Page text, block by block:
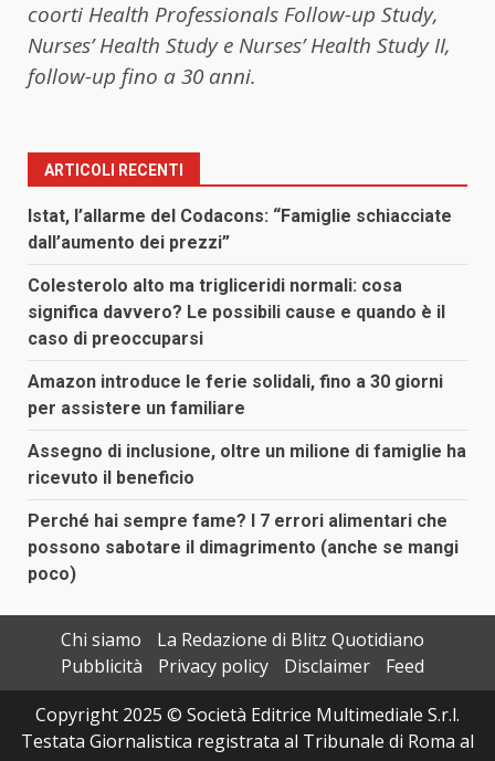
coorti Health Professionals Follow-up Study,
Nurses’ Health Study e Nurses’ Health Study II,
follow-up fino a 30 anni.
ARTICOLI RECENTI
Istat, l’allarme del Codacons: “Famiglie schiacciate
dall’aumento dei prezzi”
Colesterolo alto ma trigliceridi normali: cosa
significa davvero? Le possibili cause e quando è il
caso di preoccuparsi
Amazon introduce le ferie solidali, fino a 30 giorni
per assistere un familiare
Assegno di inclusione, oltre un milione di famiglie ha
ricevuto il beneficio
Perché hai sempre fame? I 7 errori alimentari che
possono sabotare il dimagrimento (anche se mangi
poco)
Chi siamo
La Redazione di Blitz Quotidiano
Pubblicità
Privacy policy Disclaimer
Feed
Copyright 2025 © Società Editrice Multimediale S.r.l.
Testata Giornalistica registrata al Tribunale di Roma al